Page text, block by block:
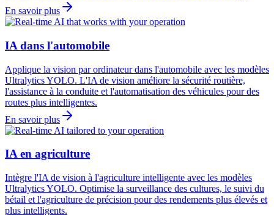
En savoir plus
IA dans l'automobile
Applique la vision par ordinateur dans l'automobile avec les modèles
Ultralytics YOLO. L'IA de vision améliore la sécurité routière,
l'assistance à la conduite et l'automatisation des véhicules pour des
routes plus intelligentes.
En savoir plus
IA en agriculture
Intègre l'IA de vision à l'agriculture intelligente avec les modèles
Ultralytics YOLO. Optimise la surveillance des cultures, le suivi du
bétail et l'agriculture de précision pour des rendements plus élevés et
plus intelligents.